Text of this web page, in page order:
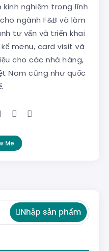
kinh nghiệm trong lĩnh
ngành F&B và làm
tư vấn và triển khai
menu, card visit và
cho các nhà hàng,
Nam cũng như quốc
Me
Nhập sản phẩm